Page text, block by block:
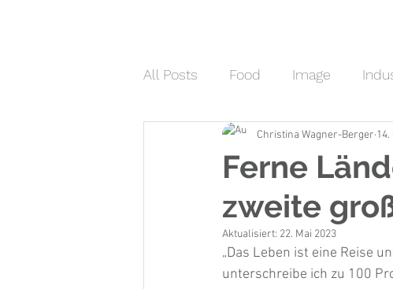
All Posts Food Image
Personal Branding Momente
Ferne
zweite
Christina Wagner-Berger 14.
Aktualisiert: 22. Mai 2023
„Das Leben ist eine Reise
unterschreibe ich zu 100